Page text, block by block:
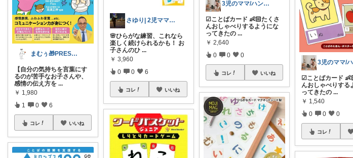
まむぅ🎁PRESENT LUVIT.
【自分の気持ちを言葉にす
るのが苦手なお子さんや、
感情の伝え方を ...
￥ 1,980
1 0 6
コレ いいね
さゆり| 2児ママお買い物メモ🧸
🌸ひらがな練習、これなら
楽しく続けられるかも！ お
子さんのひ ...
￥ 3,960
0 0 6
コレ いいね
3児のママ/ハンドメイド作家
☑︎ことばカード 👶🏻たくさ
んおしゃべりするようにな
ってきたの ...
￥ 2,640
0 0 0
コレ いいね
☑︎ことばカード
んおしゃべりする
ってきたの ...
￥ 1,540
0 0 0
コレ